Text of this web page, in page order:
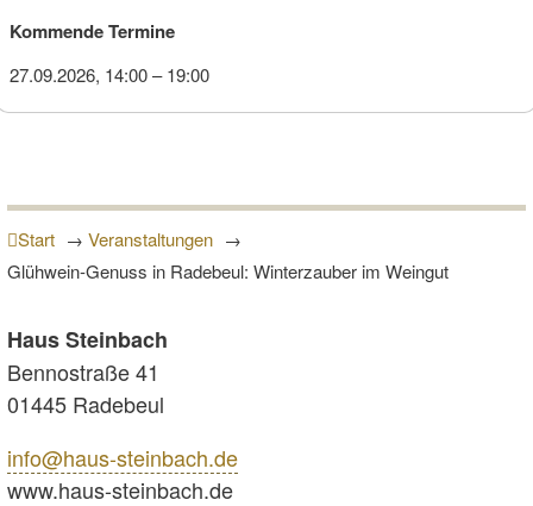
Kommende Termine
27.09.2026, 14:00–19:00
Start →Veranstaltungen →
Glühwein-Genuss in Radebeul: Winterzauber im Weingut
Haus Steinbach
Bennostraße 41
01445 Radebeul
info@haus-steinbach.de
www.haus-steinbach.de